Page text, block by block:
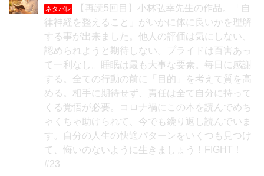
ネタバレ
【再読5回目】小林弘幸先生の作品。「自
律神経を整えること」がいかに体に良いかを理解
する事が出来ました。他人の評価は気にしない、
認められようと期待しない。プライドは百害あっ
て一利なし。睡眠は最も大事な要素。毎日に感謝
する。全ての行動の前に「目的」を考えて質を高
める。相手に期待せず、責任は全て自分に持って
くる覚悟が必要。コロナ禍にこの本を読んでめち
ゃくちゃ助けられて、今でも繰り返し読んでいま
す。自分の人生の快適パターンをいくつも見つけ
て、悔いのないように生きましょう！FIGHT！
#23